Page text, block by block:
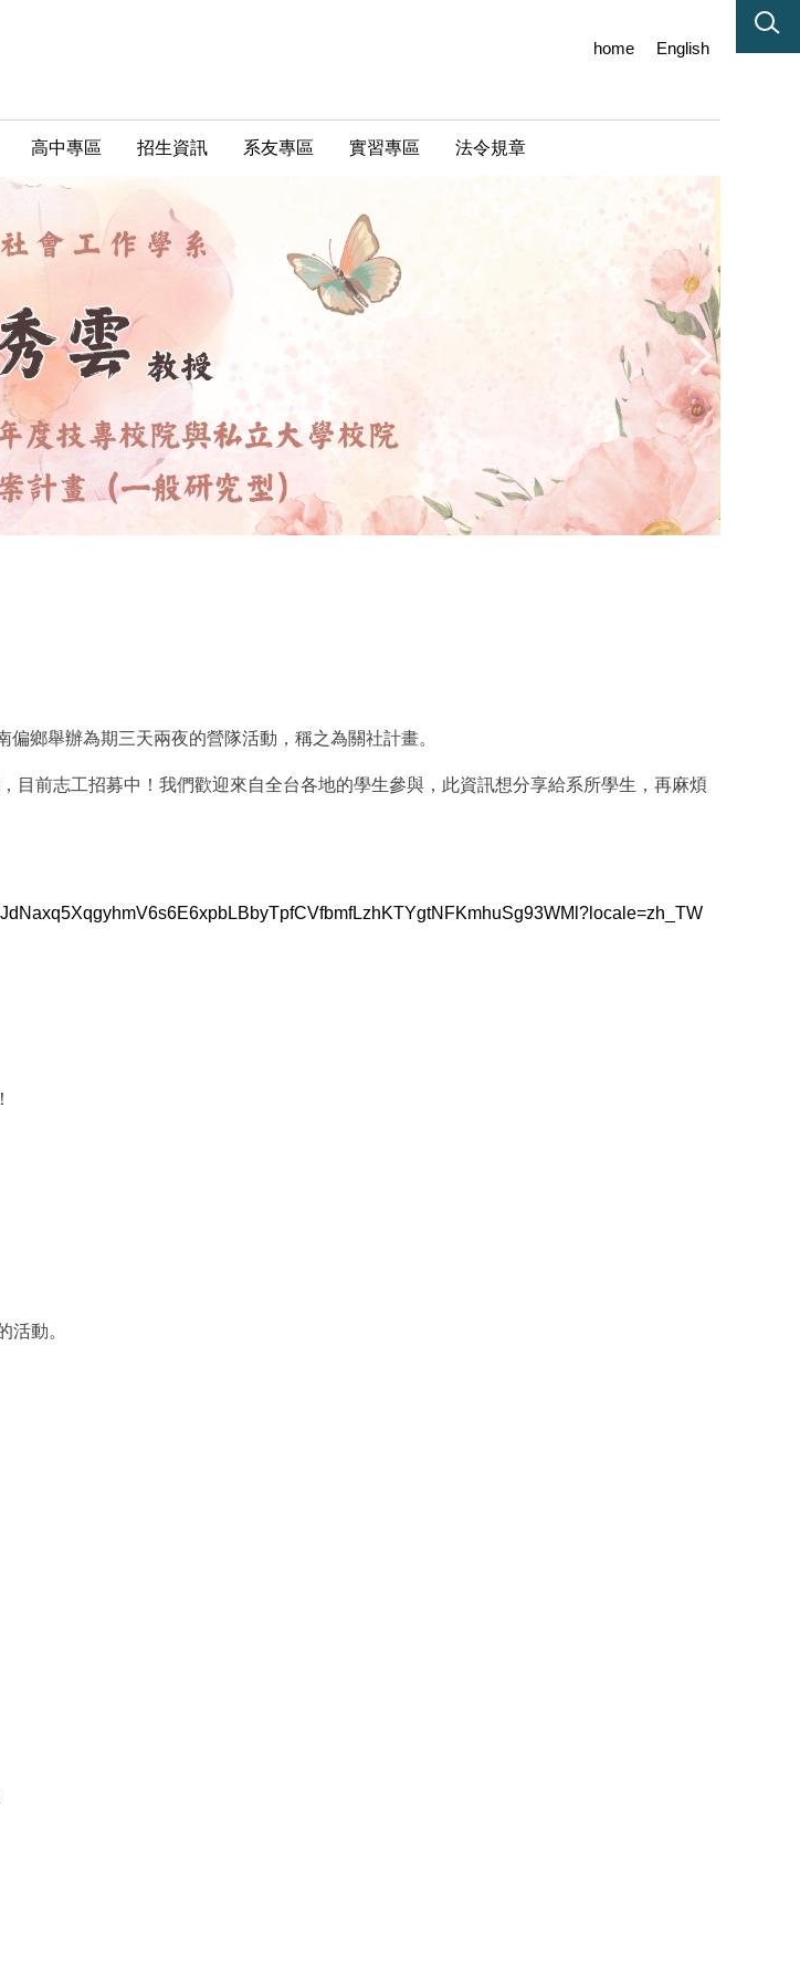
高中專區 招生資訊 系友專區 實習專區 法令規章
home English
與私立大學校院實務型研究專案計畫（一般研究型）
偏鄉舉辦為期三天兩夜的營隊活動，稱之為關社計畫。
，目前志工招募中！我們歡迎來自全台各地的學生參與，此資訊想分享給系所學生， 再麻煩
6s6E6xpbLBbyTpfCVfbmfLzhKTYgtN FKmhuSg93WMl?locale=zh_TW
活動。